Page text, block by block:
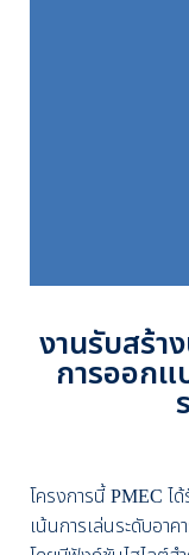
งานรับสร้า
การออก
โครงการนี้ PMEC ไ
เน้นการเล่นระดับอา